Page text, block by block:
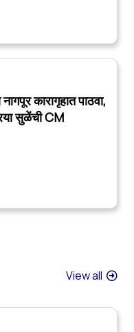
कारागृहात पाठवा,
सुळेंची CM
View all